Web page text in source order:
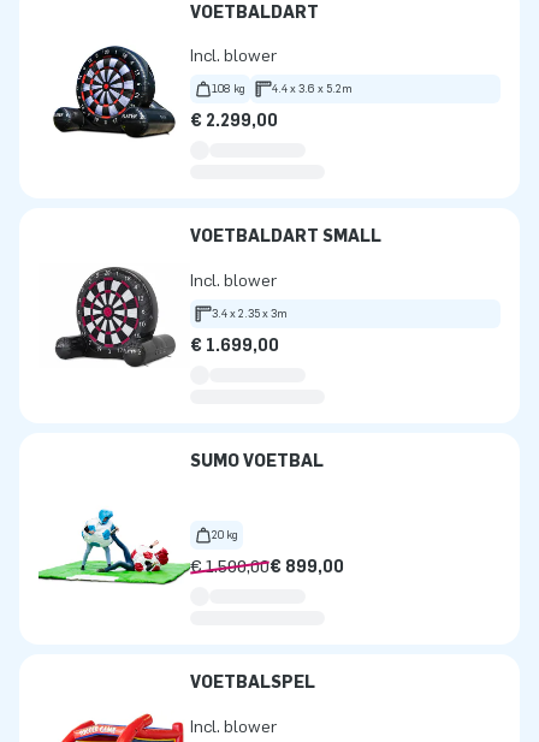
VOETBALDART
Incl. blower
108 kg 4.4 x 3.6 x 5.2m
€ 2.299,00
VOETBALDART SMALL
Incl. blower
3.4 x 2.35 x 3m
€ 1.699,00
SUMO VOETBAL
20 kg
€ 1.500,00€ 899,00
VOETBALSPEL
Incl. blower